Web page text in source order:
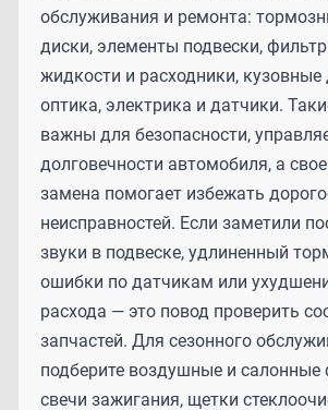
обслуживания и ремонта:
диски, элементы подвески,
жидкости и расходники, кузовные
оптика, электрика и датчики.
важны для безопасности,
долговечности автомобиля, а
замена помогает избежать
неисправностей. Если заметили
звуки в подвеске, удлиненный
ошибки по датчикам или
расхода — это повод проверить
запчастей. Для сезонного
подберите воздушные и салонные
свечи зажигания, щетки